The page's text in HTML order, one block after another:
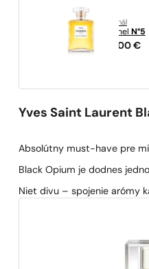
originál
Chanel N°5
141,00 €
Yves Saint Laurent
Absolútny must-have pre
Black Opium je dodnes
Niet divu – spojenie arómy